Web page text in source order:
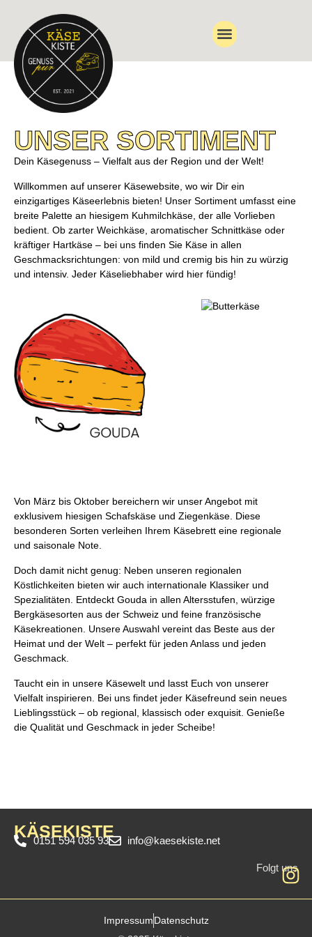
Sortiment
UNSER SORTIMENT
Dein Käsegenuss – Vielfalt aus der Region und der Welt!
Willkommen auf unserer Käsewebsite, wo wir Dir ein
einzigartiges Käseerlebnis bieten! Unser Sortiment umfasst eine
breite Palette an hiesigem Kuhmilchkäse, der alle Vorlieben
bedient. Ob zarter Weichkäse, aromatischer Schnittkäse oder
kräftiger Hartkäse – bei uns finden Sie Käse in allen
Geschmacksrichtungen: von mild und cremig bis hin zu würzig
und intensiv. Jeder Käseliebhaber wird hier fündig!
Von März bis Oktober bereichern wir unser Angebot mit
exklusivem hiesigen Schafskäse und Ziegenkäse. Diese
besonderen Sorten verleihen Ihrem Käsebrett eine regionale
und saisonale Note.
Doch damit nicht genug: Neben unseren regionalen
Köstlichkeiten bieten wir auch internationale Klassiker und
Spezialitäten. Entdeckt Gouda in allen Altersstufen, würzige
Bergkäsesorten aus der Schweiz und feine französische
Käsekreationen. Unsere Auswahl vereint das Beste aus der
Heimat und der Welt – perfekt für jeden Anlass und jeden
Geschmack.
Taucht ein in unsere Käsewelt und lasst Euch von unserer
Vielfalt inspirieren. Bei uns findet jeder Käsefreund sein neues
Lieblingsstück – ob regional, klassisch oder exquisit. Genieße
die Qualität und Geschmack in jeder Scheibe!
KÄSEKISTE
0151 594 035 93 info@kaesekiste.net
Folgt uns
ImpressumDatenschutz